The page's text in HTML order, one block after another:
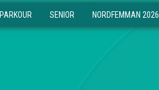
PARKOUR SENIOR NORDFEMMAN 2026